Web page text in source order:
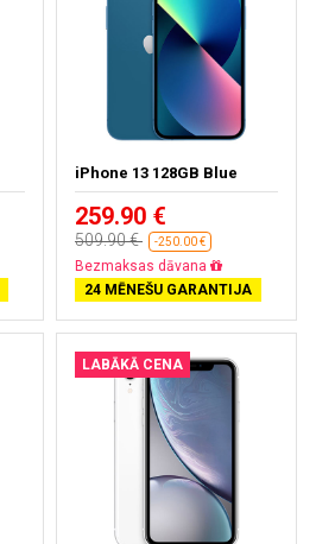
iPhone 13 128GB Blue
259.90 €
509.90 € -250.00 €
Bezmaksas dāvana
24 MĒNEŠU GARANTIJA
LABĀKĀ CENA